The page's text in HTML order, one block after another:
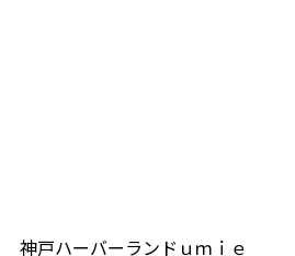
神戸ハーバーランドｕｍｉｅ